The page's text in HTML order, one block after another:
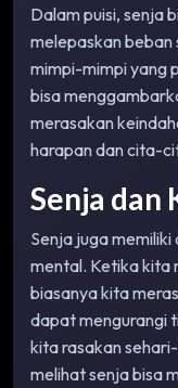
Dalam puisi, senja
melepaskan
mimpi-mimpi yang
bisa
merasakan
harapan dan cita-
Senja dan
Senja juga
mental. Ketika kita
biasanya kita
dapat mengurangi
kita rasakan
melihat senja bisa